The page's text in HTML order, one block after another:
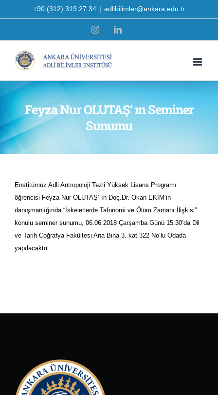
to
+90 (312) 319 27 34 | adlibilimler@ankara.edu.tr
InstagramLinkedIn
Feyza Nur OLUTAŞ’ ın Seminer
Sunumu
Enstitümüz Adli Antropoloji Tezli Yüksek Lisans Programı
öğrencisi Feyza Nur OLUTAŞ’ ın Doç.Dr. Okan EKİM’in
danışmanlığında “İskeletlerde Tafonomi ve Ölüm Zamanı İlişkisi”
konulu seminer sunumu, 06.06.2018 Çarşamba Günü 15:30’da Dil
ve Tarih Coğrafya Fakültesi Ana Bina 3. kat 322 No’lu Odada
yapılacaktır.